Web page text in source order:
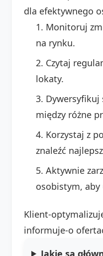
dla efektywnego
Monitoruj
na rynku.
Czytaj
lokaty.
Dywersyfikuj
między różne
Korzystaj z
znaleźć
Aktywnie
osobistym, aby
Klient-
informuje-o
Jakie są